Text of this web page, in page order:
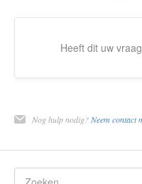
Heeft dit uw
Nog hulp nodig?Neem contact